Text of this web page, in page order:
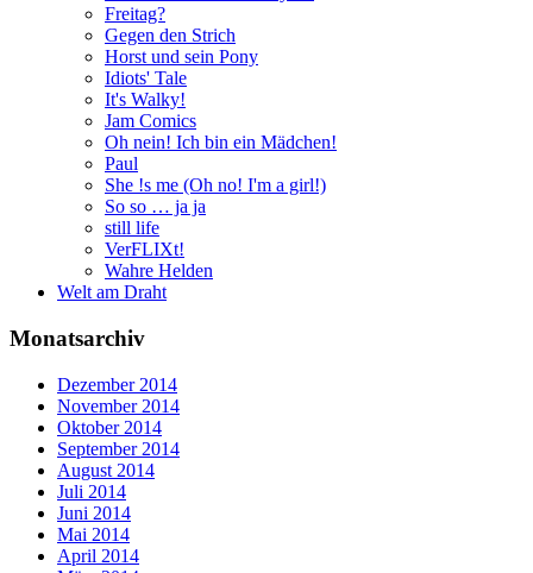
Freitag?
Gegen den Strich
Horst und sein Pony
Idiots' Tale
It's Walky!
Jam Comics
Oh nein! Ich bin ein Mädchen!
Paul
She !s me (Oh no! I'm a girl!)
So so … ja ja
still life
VerFLIXt!
Wahre Helden
Welt am Draht
Monatsarchiv
Dezember 2014
November 2014
Oktober 2014
September 2014
August 2014
Juli 2014
Juni 2014
Mai 2014
April 2014